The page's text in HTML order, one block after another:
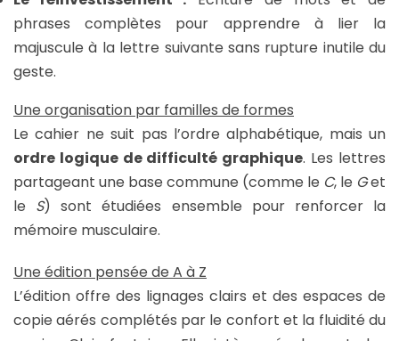
phrases complètes pour apprendre à lier la
majuscule à la lettre suivante sans rupture inutile du
geste.
Une organisation par familles de formes
Le cahier ne suit pas l’ordre alphabétique, mais un
ordre logique de difficulté graphique. Les lettres
partageant une base commune (comme le C, le Get
le S) sont étudiées ensemble pour renforcer la
mémoire musculaire.
Une édition pensée de A à Z
L’édition offre des lignages clairs et des espaces de
copie aérés complétés par le confort et la fluidité du